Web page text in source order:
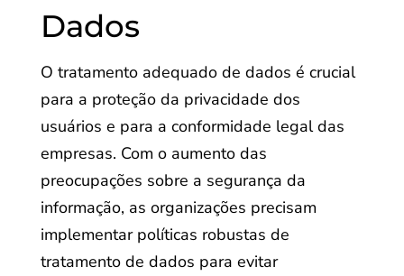
Dados
O tratamento adequado de dados é crucial
para a proteção da privacidade dos
usuários e para a conformidade legal das
empresas. Com o aumento das
preocupações sobre a segurança da
informação, as organizações precisam
implementar políticas robustas de
tratamento de dados para evitar